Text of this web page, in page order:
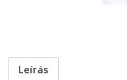
Leírás